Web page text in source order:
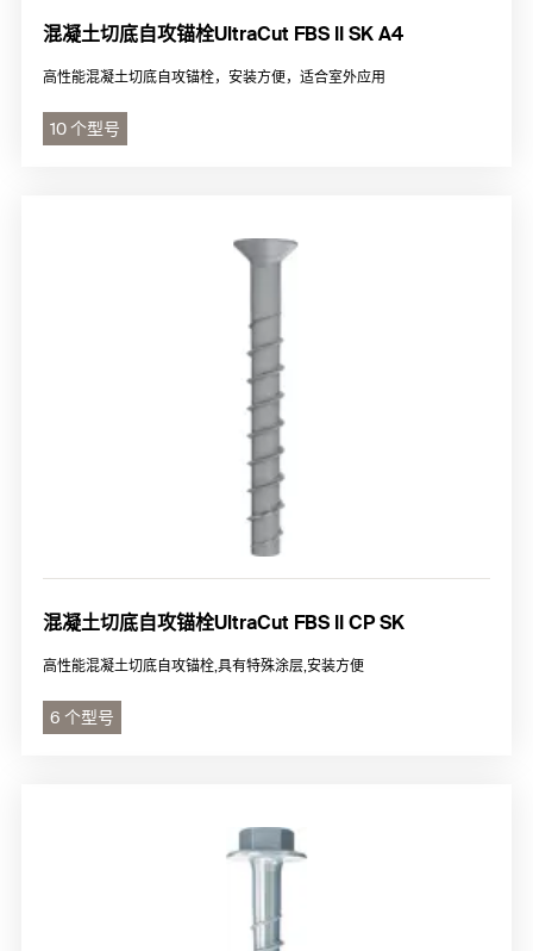
混凝土切底自攻锚栓UltraCut FBS II SK A4
高性能混凝土切底自攻锚栓，安装方便，适合室外应用
10 个型号
混凝土切底自攻锚栓UltraCut FBS II CP SK
高性能混凝土切底自攻锚栓,具有特殊涂层,安装方便
6 个型号